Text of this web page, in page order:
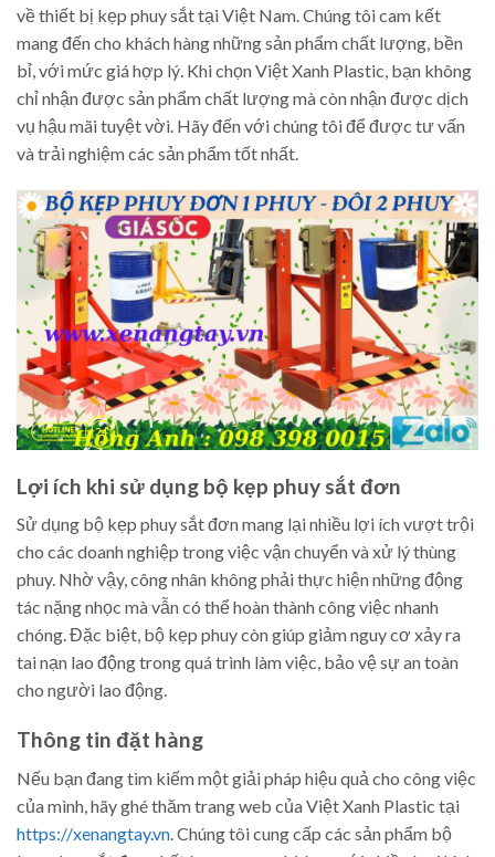
về thiết bị kẹp phuy sắt tại Việt Nam. Chúng tôi cam kết
mang đến cho khách hàng những sản phẩm chất lượng, bền
bỉ, với mức giá hợp lý. Khi chọn Việt Xanh Plastic, bạn không
chỉ nhận được sản phẩm chất lượng mà còn nhận được dịch
vụ hậu mãi tuyệt vời. Hãy đến với chúng tôi để được tư vấn
và trải nghiệm các sản phẩm tốt nhất.
Lợi ích khi sử dụng bộ kẹp phuy sắt đơn
Sử dụng bộ kẹp phuy sắt đơn mang lại nhiều lợi ích vượt trội
cho các doanh nghiệp trong việc vận chuyển và xử lý thùng
phuy. Nhờ vậy, công nhân không phải thực hiện những động
tác nặng nhọc mà vẫn có thể hoàn thành công việc nhanh
chóng. Đặc biệt, bộ kẹp phuy còn giúp giảm nguy cơ xảy ra
tai nạn lao động trong quá trình làm việc, bảo vệ sự an toàn
cho người lao động.
Thông tin đặt hàng
Nếu bạn đang tìm kiếm một giải pháp hiệu quả cho công việc
của mình, hãy ghé thăm trang web của Việt Xanh Plastic tại
https://xenangtay.vn . Chúng tôi cung cấp các sản phẩm bộ